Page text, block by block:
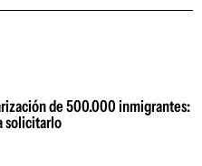
de 500.000 inmigrantes:
solicitarlo